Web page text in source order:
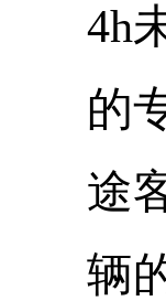
4h
的
途
辆